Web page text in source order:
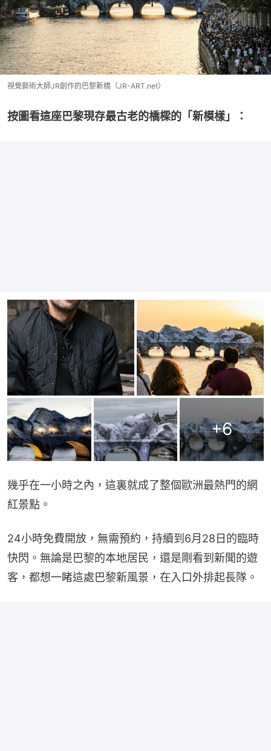
視覺藝術大師JR創作的巴黎新橋（JR-ART.net）
按圖看這座巴黎現存最古老的橋樑的「新模樣」：
+6
幾乎在一小時之內，這裏就成了整個歐洲最熱門的網
紅景點。
24小時免費開放，無需預約，持續到6月28日的臨時
快閃。無論是巴黎的本地居民，還是剛看到新聞的遊
客，都想一睹這處巴黎新風景，在入口外排起長隊。